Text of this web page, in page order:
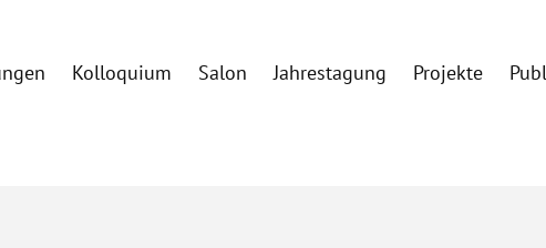
Kolloquium Salon Jahrestagung Projekte